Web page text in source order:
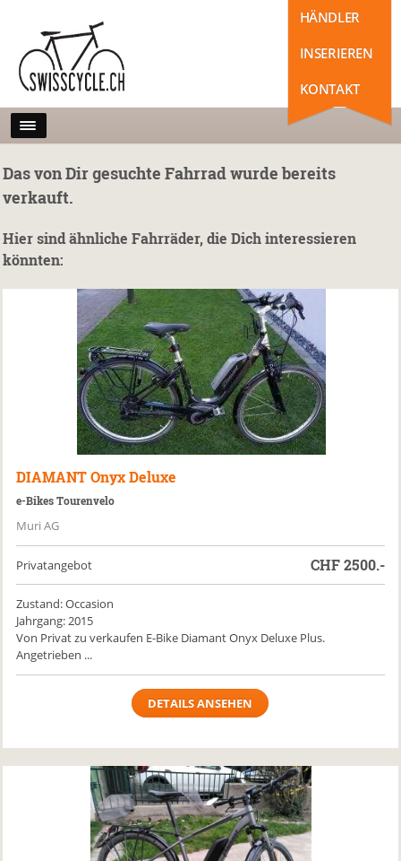
HÄNDLER
INSERIEREN
KONTAKT
Das von Dir gesuchte Fahrrad wurde bereits
verkauft.
Hier sind ähnliche Fahrräder, die Dich interessieren
könnten:
DIAMANT Onyx Deluxe
e-Bikes Tourenvelo
Muri AG
Privatangebot CHF2500.-
Zustand: Occasion
Jahrgang: 2015
Von Privat zu verkaufen E-Bike Diamant Onyx Deluxe Plus.
Angetrieben ...
DETAILS ANSEHEN